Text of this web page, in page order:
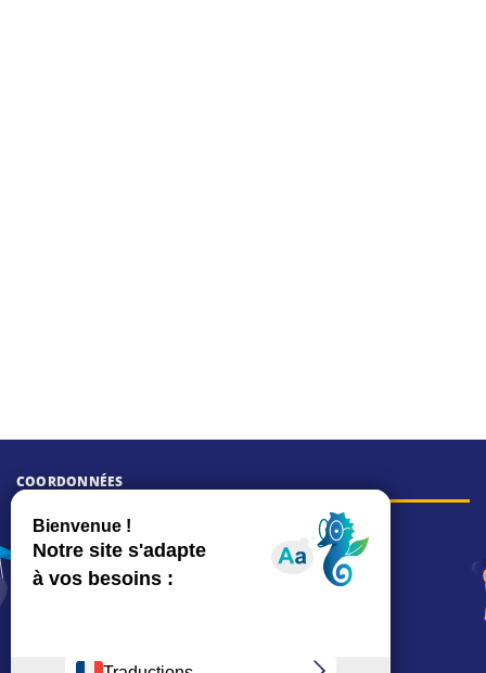
COORDONNÉES
Hôtel de ville
15, rue Charles-Duflos
01 41 19 83 00